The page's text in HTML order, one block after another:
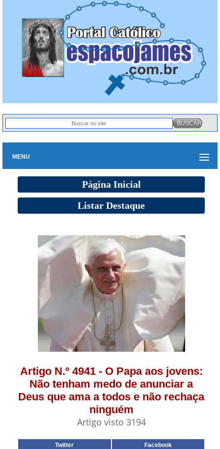
MENU
Página Inicial
Listar Destaque
Artigo N.º 4941 - O Papa aos jovens:
Não tenham medo de anunciar a
Deus que ama a todos e não rechaça
ninguém
Artigo visto 3194
Twitter
Facebook